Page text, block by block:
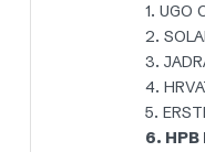
1. UGO
2.
3.
4.
5.
6. HPB